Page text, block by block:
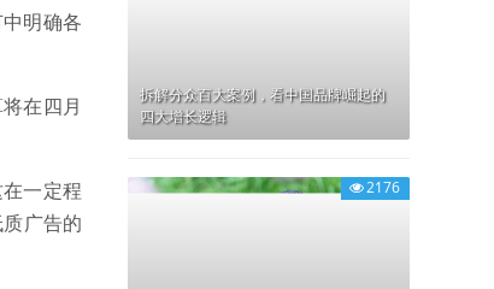
明确各
在四月
一定程
广告的
拆解分众百大案例，看中国品牌崛起的
四大增长逻辑
2176